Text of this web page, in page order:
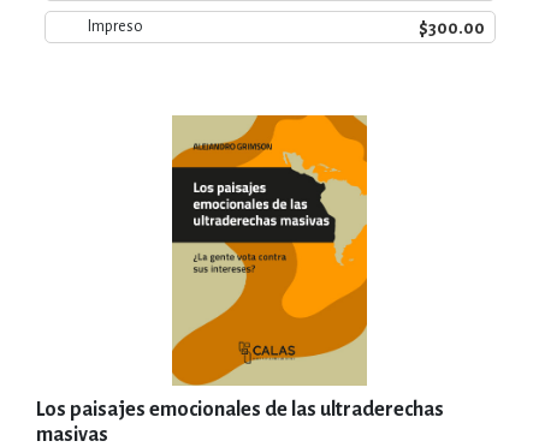
Impreso $300.00
Los paisajes emocionales de las ultraderechas
masivas